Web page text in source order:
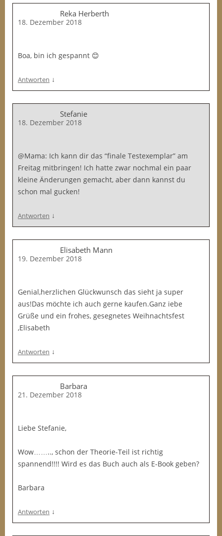
Reka Herberth
18. Dezember 2018
Boa, bin ich gespannt 😊
Antworten ↓
Stefanie
18. Dezember 2018
@Mama: Ich kann dir das “finale Testexemplar” am
Freitag mitbringen! Ich hatte zwar nochmal ein paar
kleine Änderungen gemacht, aber dann kannst du
schon mal gucken!
Antworten ↓
Elisabeth Mann
19. Dezember 2018
Genial,herzlichen Glückwunsch das sieht ja super
aus!Das möchte ich auch gerne kaufen.Ganz iebe
Grüße und ein frohes, gesegnetes Weihnachtsfest
,Elisabeth
Antworten ↓
Barbara
21. Dezember 2018
Liebe Stefanie,
Wow…….., schon der Theorie-Teil ist richtig
spannend!!!! Wird es das Buch auch als E-Book geben?
Barbara
Antworten ↓